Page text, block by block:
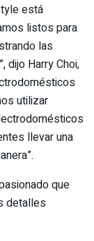
está
listos para
las
dijo Harry Choi,
utilizar
llevar una
que
detalles